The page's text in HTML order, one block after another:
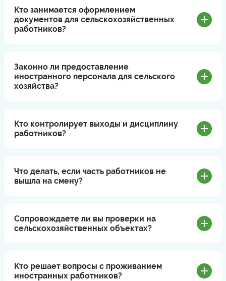
Кто занимается оформлением
документов для сельскохозяйственных
работников?
Законно ли предоставление
иностранного персонала для сельского
хозяйства?
Кто контролирует выходы и дисциплину
работников?
Что делать, если часть работников не
вышла на смену?
Сопровождаете ли вы проверки на
сельскохозяйственных объектах?
Кто решает вопросы с проживанием
иностранных работников?